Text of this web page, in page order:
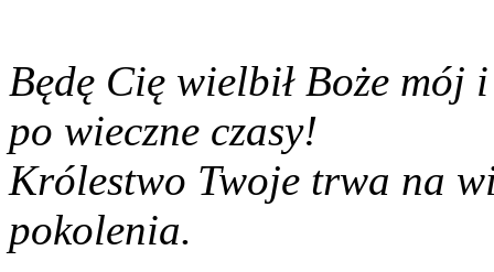
Będę Cię wielbił Boże mój
po wieczne czasy!
Królestwo Twoje trwa na
pokolenia.